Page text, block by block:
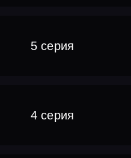
5 серия
4 серия